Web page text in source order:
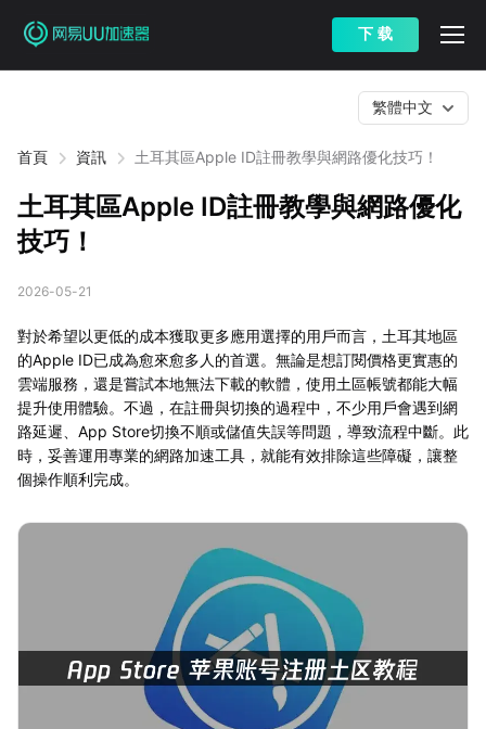
下 载
首頁 資訊 土耳其區Apple ID註冊教學與網路優化技巧！
繁體中文
土耳其區Apple ID註冊教學與網路優化
技巧！
2026-05-21
對於希望以更低的成本獲取更多應用選擇的用戶而言，土耳其地區
的Apple ID已成為愈來愈多人的首選。無論是想訂閱價格更實惠的
雲端服務，還是嘗試本地無法下載的軟體，使用土區帳號都能大幅
提升使用體驗。不過，在註冊與切換的過程中，不少用戶會遇到網
路延遲、App Store切換不順或儲值失誤等問題，導致流程中斷。此
時，妥善運用專業的網路加速工具，就能有效排除這些障礙，讓整
個操作順利完成。